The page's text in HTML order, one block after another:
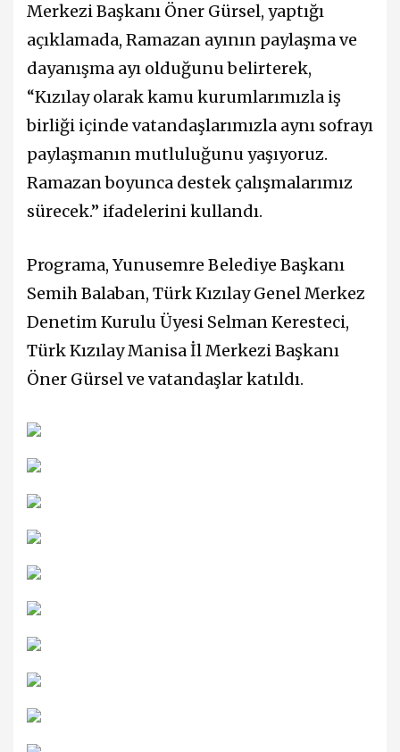
Merkezi Başkanı Öner Gürsel, yaptığı
açıklamada, Ramazan ayının paylaşma ve
dayanışma ayı olduğunu belirterek,
“Kızılay olarak kamu kurumlarımızla iş
birliği içinde vatandaşlarımızla aynı sofrayı
paylaşmanın mutluluğunu yaşıyoruz.
Ramazan boyunca destek çalışmalarımız
sürecek.” ifadelerini kullandı.
Programa, Yunusemre Belediye Başkanı
Semih Balaban, Türk Kızılay Genel Merkez
Denetim Kurulu Üyesi Selman Keresteci,
Türk Kızılay Manisa İl Merkezi Başkanı
Öner Gürsel ve vatandaşlar katıldı.